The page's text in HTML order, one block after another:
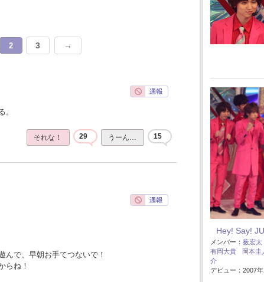
2 3 →
。
それな！ 29 うーん… 15
んで、早朝お手てつないで！
らね！
Hey! Say!
メンバー： 薮宏太
有岡大貴
岡本圭
介
デビュー：2007